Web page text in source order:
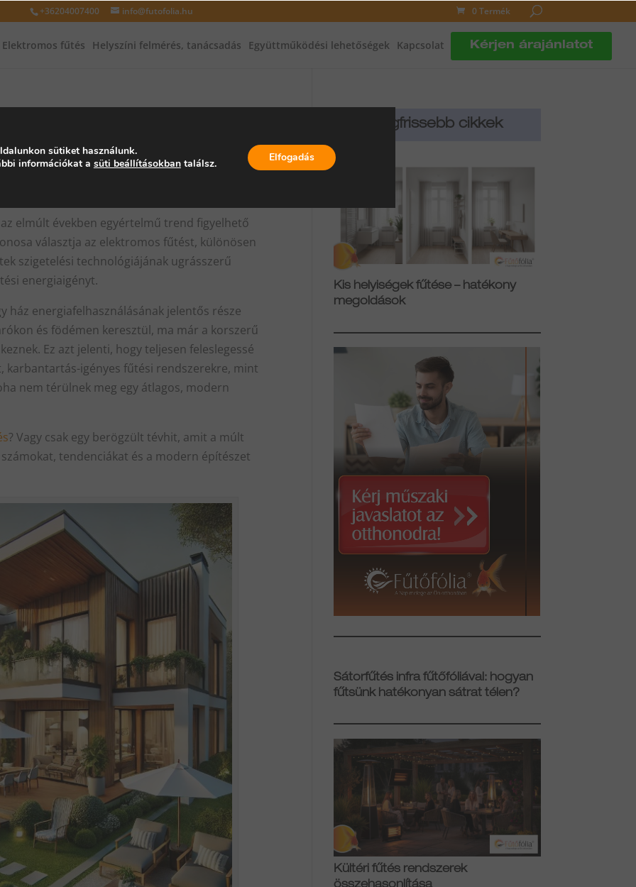
+36204007400 info@futofolia.hu 0 Termék
Elektromos fűtés Helyszíni felmérés, tanácsadás Együttműködési lehetőségek Kapcsolat Kérjen árajánlatot
infrafűtés előretörése
elmúlt években egyértelmű trend figyelhető
választja az elektromos fűtést, különösen
szigetelési technológiájának ugrásszerű
energiaigényt.
ház energiafelhasználásának jelentős része
és födémen keresztül, ma már a korszerű
Ez azt jelenti, hogy teljesen feleslegessé
igényes fűtési rendszerekre, mint
nem térülnek meg egy átlagos, modern
? Vagy csak egy berögzült tévhit, amit a múlt
tendenciákat és a modern építészet
Legfrissebb cikkek
Kis helyiségek fűtése – hatékony
megoldások
Sátorfűtés infra fűtőfóliával: hogyan
fűtsünk hatékonyan sátrat télen?
Kültéri fűtés rendszerek
sütiket használunk.
információkat a süti beállításokbantalálsz. Elfogadás